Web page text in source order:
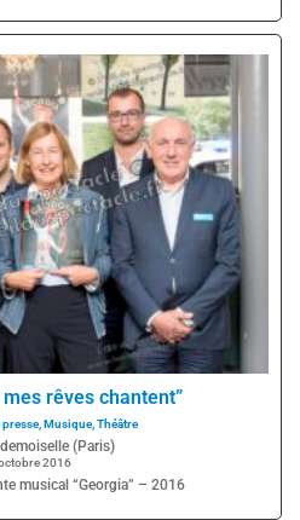
rêves chantent”
presse,Musique,Théâtre
(Paris)
2016
musical “Georgia” – 2016